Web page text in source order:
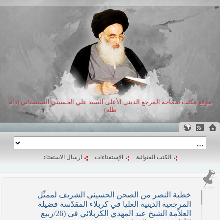
موقع مكتب سماحة المرجع الديني الأعلى السيد علي الحسيني السيستاني (دام
ظله)
الكتب الفتوائية الإستفتاءات ارسال الاستفتاء
خطبة النصر من الصحن الحسيني الشريف لممثّل
المرجعية الدينية العليا في كربلاء المقدّسة فضيلة
العلاّمة الشيخ عبد المهدي الكربلائي في (26/ربيع